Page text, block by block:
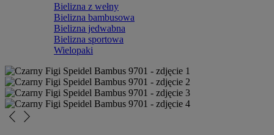
Bielizna z wełny
Bielizna bambusowa
Bielizna jedwabna
Bielizna sportowa
Wielopaki
arrow_back_ios_new arrow_forward_ios